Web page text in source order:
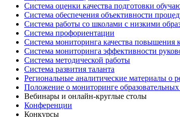
Система оценки качества подготовки
Система обеспечения объективности
Система работы со школами с низкими
Система профориентации
Система мониторинга качества повышения
Система мониторинга эффективности
Система методической работы
Система развития таланта
Региональные аналитические материалы о
Положение о мониторинге образовательных
Вебинары и онлайн-круглые столы
Конференции
Конкурсы